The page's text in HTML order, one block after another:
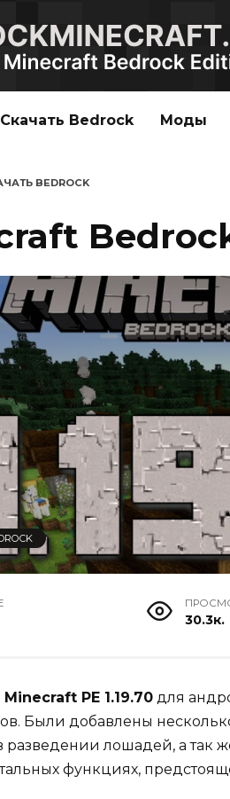
Скачать Bedrock Моды
BEDROCK
30.3к.
Minecraft PE 1.19.70 для
Были добавлены
разведении лошадей, а так
функциях,